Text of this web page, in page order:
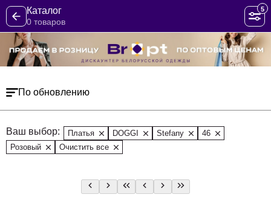
Каталог
0 товаров
5
По обновлению
Ваш выбор: Платья DOGGI Stefany
46
Розовый
Очистить все